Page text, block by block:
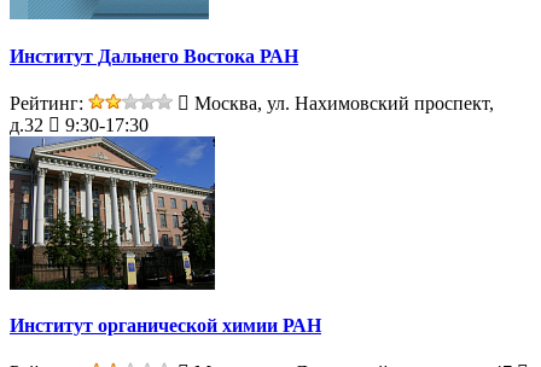
Институт Дальнего Востока РАН
Рейтинг:
Москва, ул. Нахимовский проспект,
д.32
9:30-17:30
Институт органической химии РАН